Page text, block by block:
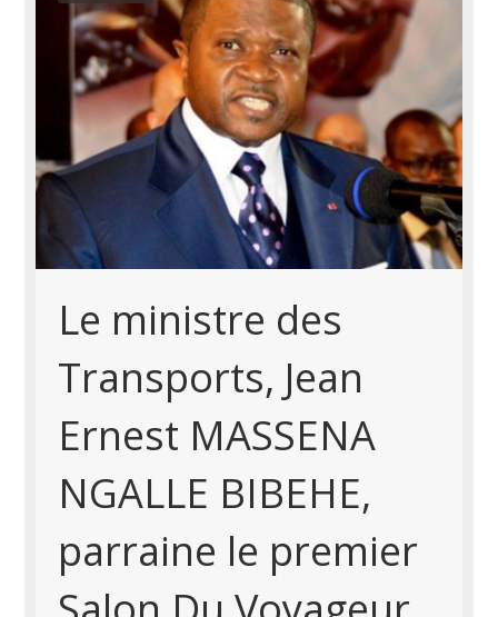
Le ministre des
Transports, Jean
Ernest MASSENA
NGALLE BIBEHE,
parraine le premier